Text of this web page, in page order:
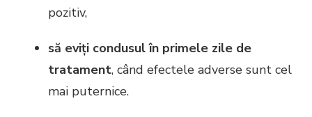
pozitiv,
să eviți condusul în primele zile de
tratament, când efectele adverse sunt cel
mai puternice.